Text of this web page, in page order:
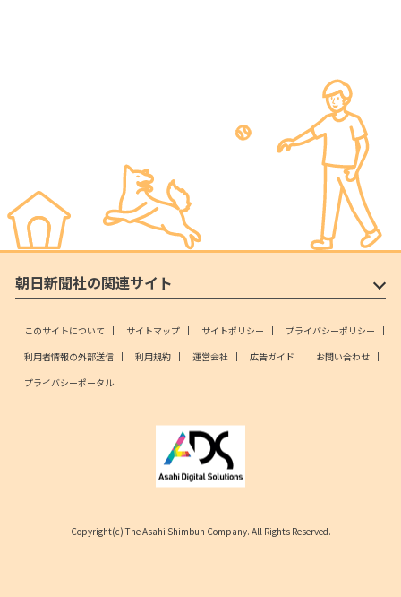
朝日新聞社の関連サイト
このサイトについて サイトマップ サイトポリシー
プライバシーポリシー
利用者情報の外部送信
利用規約 運営会社 広告ガイド
お問い合わせ
プライバシーポータル
Copyright(c) The Asahi Shimbun Company. All Rights Reserved.